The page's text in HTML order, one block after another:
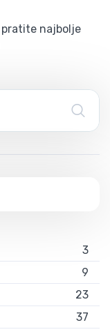
pratite najbolje
3
9
23
37